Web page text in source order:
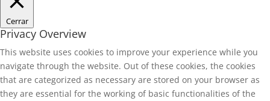
Cerrar
Privacy Overview
This website uses cookies to improve your experience while you
navigate through the website. Out of these cookies, the cookies
that are categorized as necessary are stored on your browser as
they are essential for the working of basic functionalities of the